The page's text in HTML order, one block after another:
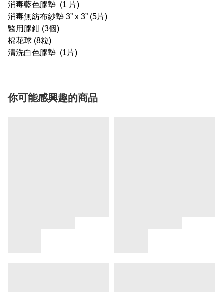
消毒藍色膠墊 (1 片)
消毒無紡布紗墊 3” x 3” (5片)
醫用膠鉗 (3個)
棉花球 (8粒)
清洗白色膠墊 (1片)
你可能感興趣的商品